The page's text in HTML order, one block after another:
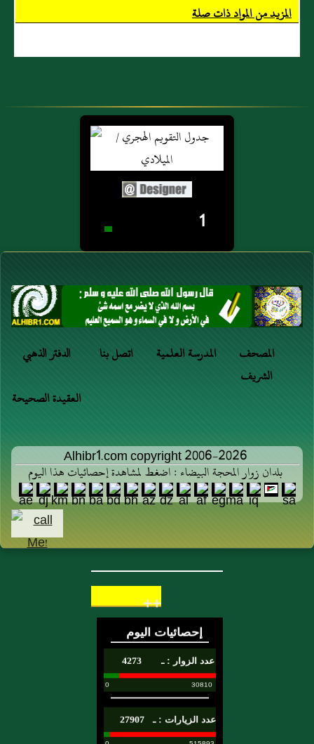
المزيد من المواد ذات صلة
1
الدفتر الذهبي اتصل بنا المدرسة العلمية
المصحف
الشريف
العقيدة الصحيحة
Alhibr1.com copyright 2006-2026
بلدان زوار المحجة البيضاء : اضغط لمشاهدة إحصائيات هذا اليوم
++